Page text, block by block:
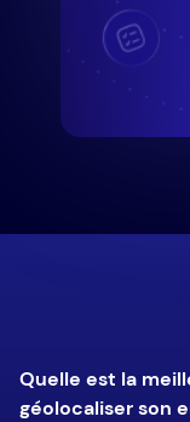
Quelle est la
géolocaliser son